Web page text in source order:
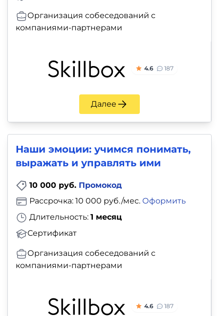
Организация собеседований с
компаниями-партнерами
4.6 187
Далее
Наши эмоции: учимся понимать,
выражать и управлять ими
10 000 руб. Промокод
Длительность: 1 месяц
Сертификат
Рассрочка: 10 000 руб./мес. Оформить
Организация собеседований с
компаниями-партнерами
4.6 187